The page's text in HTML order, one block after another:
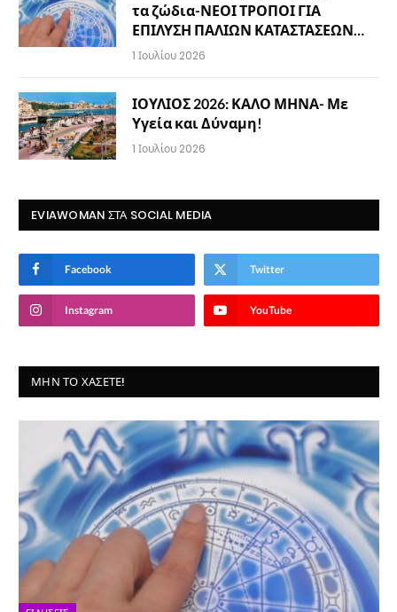
τα ζώδια-ΝΕΟΙ ΤΡΟΠΟΙ ΓΙΑ
ΕΠΙΛΥΣΗ ΠΑΛΙΩΝ ΚΑΤΑΣΤΑΣΕΩΝ…
1 Ιουλίου 2026
ΙΟΥΛΙΟΣ 2026: ΚΑΛΟ ΜΗΝΑ- Με
Υγεία και Δύναμη!
1 Ιουλίου 2026
EVIAWOMAN ΣΤΑ SOCIAL MEDIA
Facebook Twitter
Instagram YouTube
ΜΗΝ ΤΟ ΧΆΣΕΤΕ!